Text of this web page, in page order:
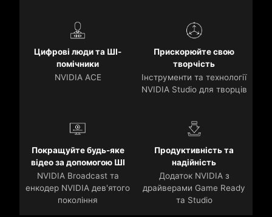
Цифрові люди та ШІ-
помічники
NVIDIA ACE
Прискорюйте свою
творчість
Інструменти та технології
NVIDIA Studio для творців
Покращуйте будь-яке
відео за допомогою ШІ
NVIDIA Broadcast та
енкодер NVIDIA дев'ятого
покоління
Продуктивність та
надійність
Додаток NVIDIA з
драйверами Game Ready
та Studio